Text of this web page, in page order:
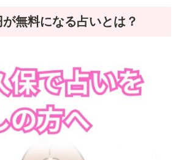
無料になる占いとは？